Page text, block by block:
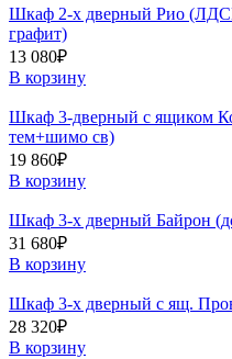
Шкаф 2-х дверный Рио
графит)
13 080₽
В корзину
Шкаф 3-дверный с ящиком
тем+шимо св)
19 860₽
В корзину
Шкаф 3-х дверный Байрон
31 680₽
В корзину
Шкаф 3-х дверный с ящ.
28 320₽
В корзину